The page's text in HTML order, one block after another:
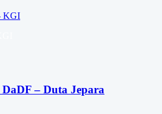
– Duta Jepara